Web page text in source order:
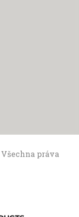
Všechna práva